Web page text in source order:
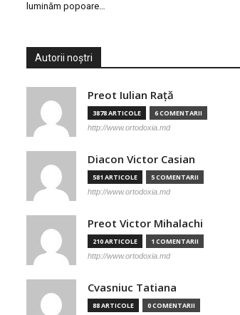
luminăm popoare…
Autorii noștri
Preot Iulian Raţă
3878 ARTICOLE 6 COMENTARII
http://www.ortodoxia.md
Diacon Victor Casian
581 ARTICOLE 5 COMENTARII
http://www.ortodoxia.md
Preot Victor Mihalachi
210 ARTICOLE 1 COMENTARII
http://www.ortodoxia.md
Cvasniuc Tatiana
88 ARTICOLE 0 COMENTARII